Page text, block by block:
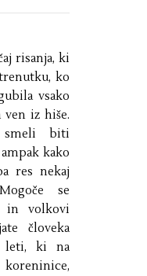
risanja, ki
ko
vsako
iz hiše.
biti
kako
res nekaj
se
in volkovi
človeka
leti, ki na